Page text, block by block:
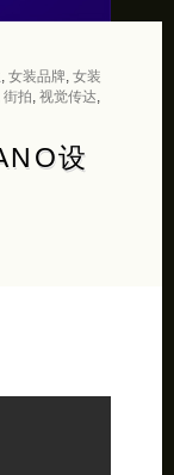
女装品牌, 女装
街拍 视觉传达,
设